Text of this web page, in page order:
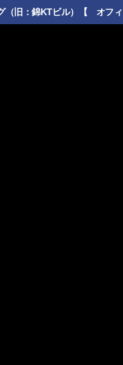
（旧：錦KTビル）【 オフ